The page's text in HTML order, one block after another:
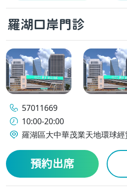
羅湖口岸門診
57011669
10:00-20:00
羅湖區大中華茂業天地環球
預約出席